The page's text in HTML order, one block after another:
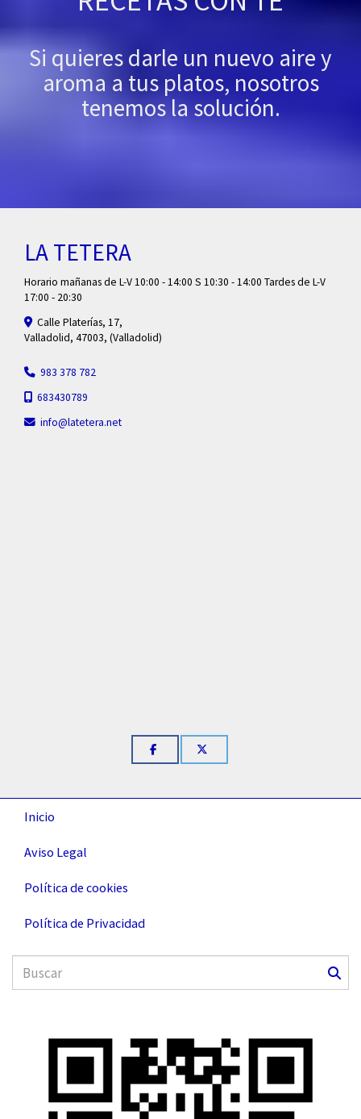
Si quieres darle un nuevo aire y
aroma a tus platos, nosotros
tenemos la solución.
LA TETERA
Horario mañanas de L-V 10:00 - 14:00 S 10:30 - 14:00 Tardes de L-V
17:00 - 20:30
Calle Platerías, 17,
Valladolid, 47003, (Valladolid)
983 378 782
683430789
info
latetera.net
Inicio
Aviso Legal
Política de cookies
Política de Privacidad